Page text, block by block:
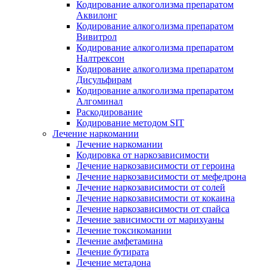
Кодирование алкоголизма препаратом
Аквилонг
Кодирование алкоголизма препаратом
Вивитрол
Кодирование алкоголизма препаратом
Налтрексон
Кодирование алкоголизма препаратом
Дисульфирам
Кодирование алкоголизма препаратом
Алгоминал
Раскодирование
Кодирование методом SIT
Лечение наркомании
Лечение наркомании
Кодировка от наркозависимости
Лечение наркозависимости от героина
Лечение наркозависимости от мефедрона
Лечение наркозависимости от солей
Лечение наркозависимости от кокаина
Лечение наркозависимости от спайса
Лечение зависимости от марихуаны
Лечение токсикомании
Лечение амфетамина
Лечение бутирата
Лечение метадона